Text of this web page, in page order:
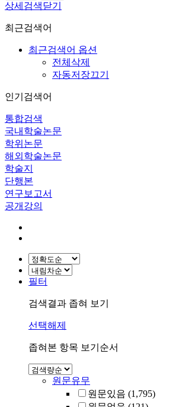
상세검색닫기
최근검색어
최근검색어 옵션
전체삭제
자동저장끄기
인기검색어
통합검색
국내학술논문
학위논문
해외학술논문
학술지
단행본
연구보고서
공개강의
필터
검색결과 좁혀 보기
선택해제
좁혀본 항목 보기순서
원문유무
원문있음 (1,795)